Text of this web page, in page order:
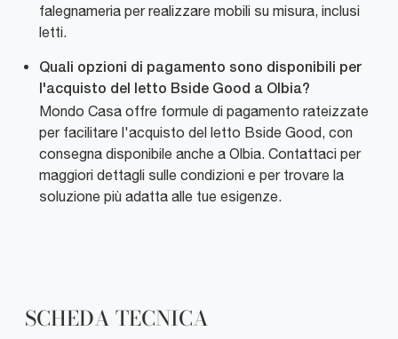
falegnameria per realizzare mobili su misura, inclusi
letti.
Quali opzioni di pagamento sono disponibili per
l'acquisto del letto Bside Good a Olbia?
Mondo Casa offre formule di pagamento rateizzate
per facilitare l'acquisto del letto Bside Good, con
consegna disponibile anche a Olbia. Contattaci per
maggiori dettagli sulle condizioni e per trovare la
soluzione più adatta alle tue esigenze.
SCHEDA TECNICA